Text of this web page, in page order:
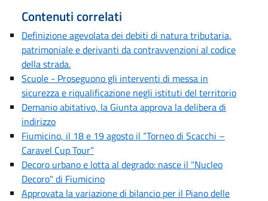
Contenuti correlati
Definizione agevolata dei debiti di natura tributaria,
patrimoniale e derivanti da contravvenzioni al codice
della strada.
Scuole - Proseguono gli interventi di messa in
sicurezza e riqualificazione negli istituti del territorio
Demanio abitativo, la Giunta approva la delibera di
indirizzo
Fiumicino, il 18 e 19 agosto il “Torneo di Scacchi –
Caravel Cup Tour”
Decoro urbano e lotta al degrado: nasce il "Nucleo
Decoro" di Fiumicino
Approvata la variazione di bilancio per il Piano delle